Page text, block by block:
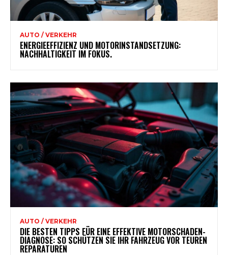
AUTO / VERKEHR
ENERGIEEFFIZIENZ UND MOTORINSTANDSETZUNG:
NACHHALTIGKEIT IM FOKUS.
AUTO / VERKEHR
DIE BESTEN TIPPS FÜR EINE EFFEKTIVE MOTORSCHADEN-
DIAGNOSE: SO SCHÜTZEN SIE IHR FAHRZEUG VOR TEUREN
REPARATUREN